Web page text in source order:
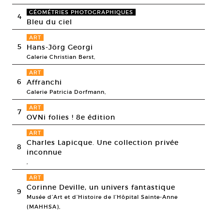
4 GÉOMÉTRIES PHOTOGRAPHIQUES
Bleu du ciel
5
ART
Hans-Jörg Georgi
Galerie Christian Berst,
6
ART
Affranchi
Galerie Patricia Dorfmann,
7 ART
OVNi folies ! 8e édition
8
ART
Charles Lapicque. Une collection privée
inconnue
,
9
ART
Corinne Deville, un univers fantastique
Musée d’Art et d’Histoire de l’Hôpital Sainte-Anne
(MAHHSA),